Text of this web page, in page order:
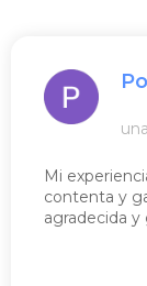
Mi
contenta y
agradecida